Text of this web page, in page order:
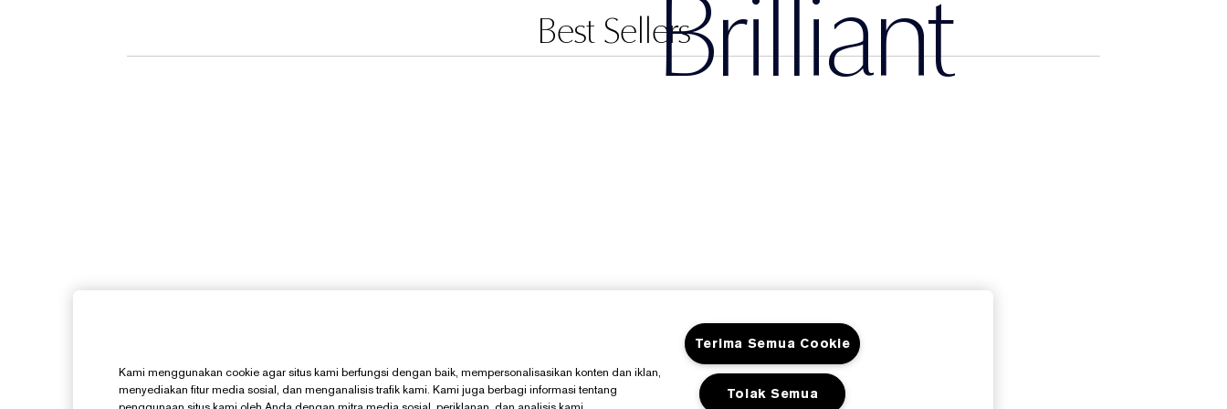
Brilliant
Best Sellers
Kami menggunakan cookie agar situs kami berfungsi dengan baik, mempersonalisasikan konten dan iklan,
menyediakan fitur media sosial, dan menganalisis trafik kami. Kami juga berbagi informasi tentang
Terima Semua Cookie
Tolak Semua